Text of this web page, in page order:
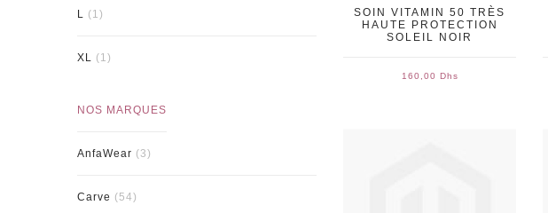
SOIN VITAMIN 50 TRÈS
HAUTE PROTECTION
SOLEIL NOIR
160,00 Dhs
L (1)
XL (1)
NOS MARQUES
AnfaWear (3)
Carve (54)